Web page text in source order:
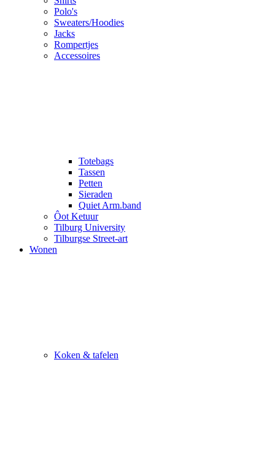
Polo's
Sweaters/Hoodies
Jacks
Rompertjes
Accessoires
Totebags
Tassen
Petten
Sieraden
Quiet Arm.band
Ôot Ketuur
Tilburg University
Tilburgse Street-art
Wonen
Koken & tafelen